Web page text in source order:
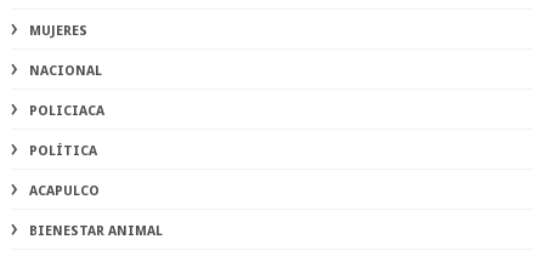
MUJERES
NACIONAL
POLICIACA
POLÍTICA
ACAPULCO
BIENESTAR ANIMAL